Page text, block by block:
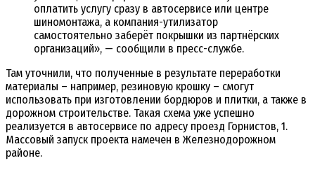
оплатить услугу сразу в автосервисе или центре
шиномонтажа, а компания-утилизатор
самостоятельно заберёт покрышки из партнёрских
организаций», — сообщили в пресс-службе.
Там уточнили, что полученные в результате переработки
материалы – например, резиновую крошку – смогут
использовать при изготовлении бордюров и плитки, а также в
дорожном строительстве. Такая схема уже успешно
реализуется в автосервисе по адресу проезд Горнистов, 1.
Массовый запуск проекта намечен в Железнодорожном
районе.